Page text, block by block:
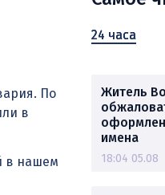
По
в
в нашем
24 часа
Житель
имена
18:04 05.08